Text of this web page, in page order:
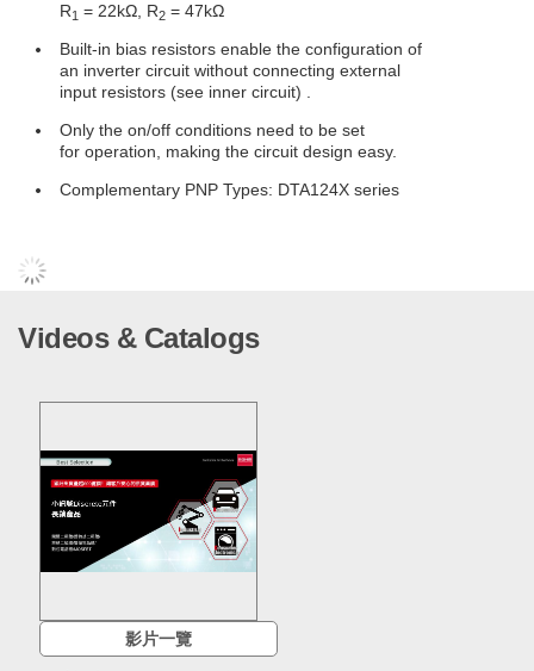
R1 = 22kΩ, R2 = 47kΩ
Built-in bias resistors enable the configuration of
an inverter circuit without connecting external
input resistors (see inner circuit) .
Only the on/off conditions need to be set
for operation, making the circuit design easy.
Complementary PNP Types: DTA124X series
Videos & Catalogs
影片一覽